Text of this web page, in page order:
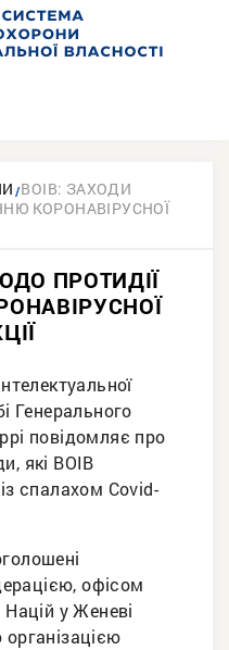
ВОІВ: ЗАХОДИ
КОРОНАВІРУСНОЇ
ПРОТИДІЇ
Генерального
повідомляє про
які ВОІВ
спалахом Covid-
офісом
Націй у Женеві